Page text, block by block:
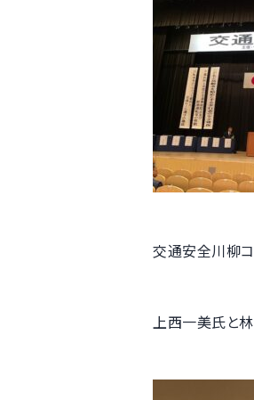
交通安全川柳
上西一美氏と